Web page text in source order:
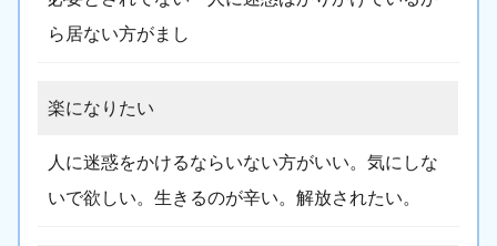
ら居ない方がまし
楽になりたい
人に迷惑をかけるならいない方がいい。気にしな
いで欲しい。生きるのが辛い。解放されたい。